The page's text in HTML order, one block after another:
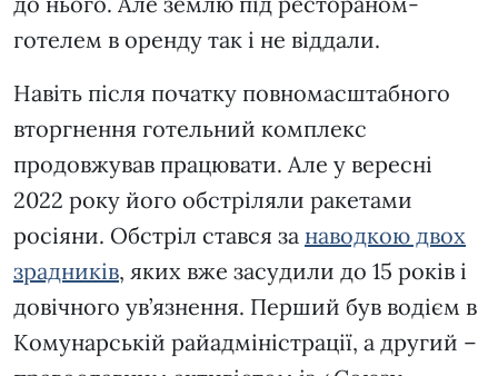
готелем в оренду так і не віддали.
Навіть після початку повномасштабного
вторгнення готельний комплекс
продовжував працювати. Але у вересні
2022 року його обстріляли ракетами
росіяни. Обстріл стався за наводкою двох
зрадників, яких вже засудили до 15 років і
довічного ув’язнення. Перший був водієм в
Комунарській райадміністрації, а другий –